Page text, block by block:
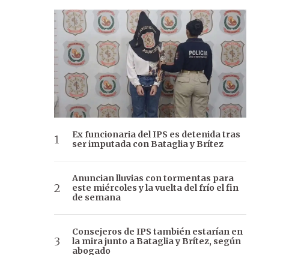
Ex funcionaria del IPS es detenida tras
ser imputada con Bataglia y Brítez
Anuncian lluvias con tormentas para
este miércoles y la vuelta del frío el fin
de semana
Consejeros de IPS también estarían en
la mira junto a Bataglia y Brítez, según
abogado